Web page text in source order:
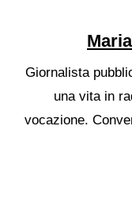
Giornalista
una vita in
vocazione.